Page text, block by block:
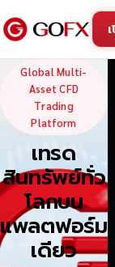
GoFX
Global Multi-
Asset CFD
Trading
Platform
เทรด
สินทรัพย์ทั่ว
โลกบน
แพลตฟอร์ม
เดียว